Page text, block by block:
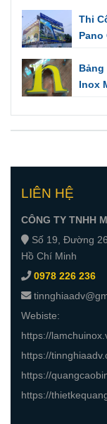
An
Thi
Pano
Trời
Bảng
Inox
Cho
LIÊN HỆ
CÔNG TY TNHH
Số 19, Đường
Hồ Chí Minh
0978 226 236
Webiste:
https://
https://
https://
https://